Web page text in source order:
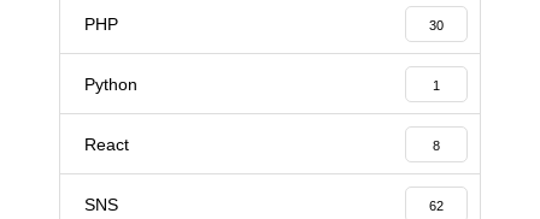
PHP 30
Python 1
React 8
SNS 62